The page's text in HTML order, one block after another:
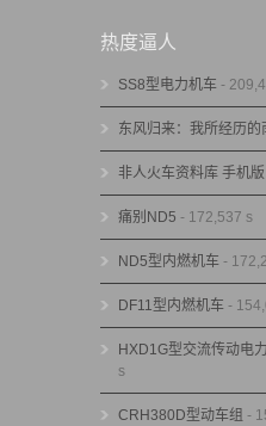
热度逼人
SS8型电力机车 -
东风归来：我所经历的
非人火车资料库 手机版
痛别ND5 - 172,537 s
ND5型内燃机车 -
DF11型内燃机车 -
HXD1G型交流传动电
s
CRH380D型动车组 -